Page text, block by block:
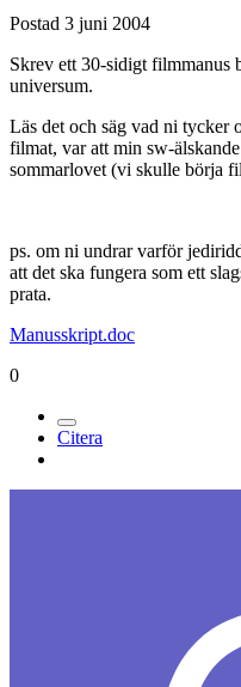
Postad 3 juni 2004
Skrev ett 30-sidigt filmmanus
universum.
Läs det och säg vad ni tycker
filmat, var att min sw-
sommarlovet (vi skulle börja
ps. om ni undrar varför
att det ska fungera som ett
prata.
Manusskript.doc
0
Citera